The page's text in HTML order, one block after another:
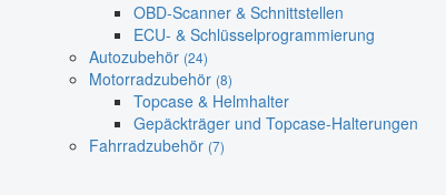
OBD-Scanner & Schnittstellen
ECU- & Schlüsselprogrammierung
Autozubehör (24)
Motorradzubehör (8)
Topcase & Helmhalter
Gepäckträger und Topcase-Halterungen
Fahrradzubehör (7)